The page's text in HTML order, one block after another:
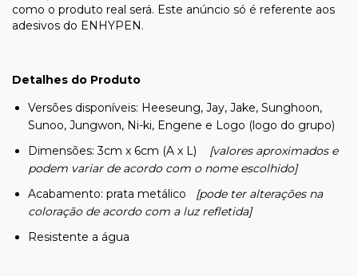
como o produto real será. Este anúncio só é referente aos
adesivos do ENHYPEN.
Detalhes do Produto
Versões disponíveis: Heeseung, Jay, Jake, Sunghoon,
Sunoo, Jungwon, Ni-ki, Engene e Logo (logo do grupo)
Dimensões: 3cm x 6cm (A x L) [valores aproximados e
podem variar de acordo com o nome escolhido]
Acabamento: prata metálico [pode ter alterações na
coloração de acordo com a luz refletida]
Resistente a água